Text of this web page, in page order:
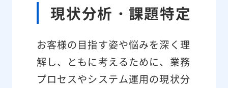
現状分析・課題特定
お客様の目指す姿や悩みを深く理
解し、ともに考えるために、業務
プロセスやシステム運用の現状分